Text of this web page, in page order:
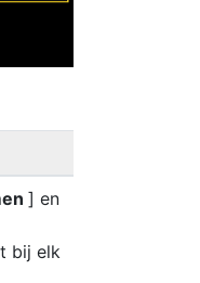
] en
bij elk